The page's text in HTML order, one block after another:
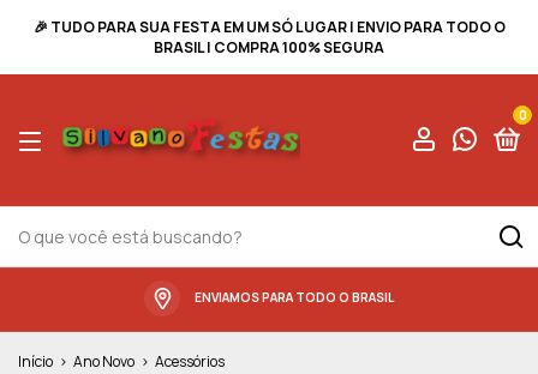
🎉 TUDO PARA SUA FESTA EM UM SÓ LUGAR | ENVIO PARA TODO O
BRASIL | COMPRA 100% SEGURA
0
ENVIAMOS PARA TODO O BRASIL
Início > Ano Novo > Acessórios